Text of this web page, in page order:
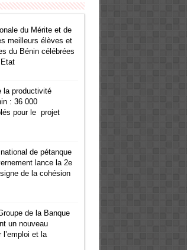
du Mérite et de
meilleurs élèves et
du Bénin célébrées
la productivité
: 36 000
pour le projet
de pétanque
lance la 2e
de la cohésion
de la Banque
un nouveau
l’emploi et la